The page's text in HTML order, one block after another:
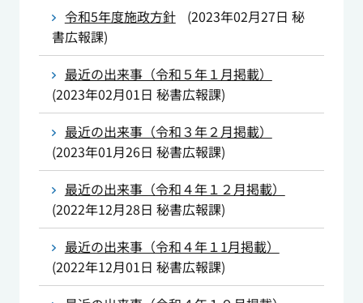
令和5年度施政方針
(2023年02月27日 秘
書広報課)
最近の出来事（令和５年１月掲載）
(2023年02月01日 秘書広報課)
最近の出来事（令和３年２月掲載）
(2023年01月26日 秘書広報課)
最近の出来事（令和４年１２月掲載）
(2022年12月28日 秘書広報課)
最近の出来事（令和４年１1月掲載）
(2022年12月01日 秘書広報課)